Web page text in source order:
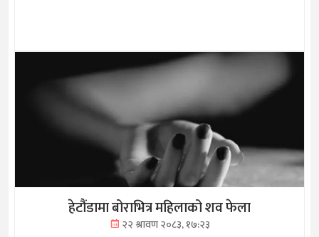
हेटौंडामा बोराभित्र महिलाको शव फेला
२२ श्रावण २०८३, १७:२३